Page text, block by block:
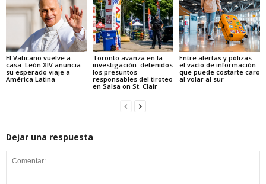
El Vaticano vuelve a
casa: León XIV anuncia
su esperado viaje a
América Latina
Toronto avanza en la
investigación: detenidos
los presuntos
responsables del tiroteo
en Salsa on St. Clair
Entre alertas y pólizas:
el vacío de información
que puede costarte caro
al volar al sur
Dejar una respuesta